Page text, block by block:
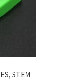
STEM